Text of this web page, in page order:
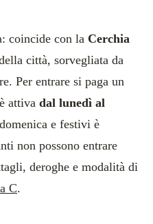
coincide con la Cerchia
città, sorvegliata da
Per entrare si paga un
attiva dal lunedì al
e festivi è
non possono entrare
deroghe e modalità di
C.